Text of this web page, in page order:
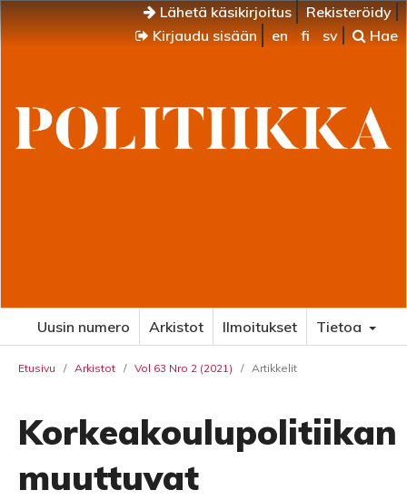
Lähetä käsikirjoitus
Rekisteröidy
Kirjaudu sisään
en fi sv Hae
Uusin numero Arkistot Ilmoitukset Tietoa
Etusivu / Arkistot / Vol 63 Nro 2 (2021) / Artikkelit
Korkeakoulupolitiikan
muuttuvat